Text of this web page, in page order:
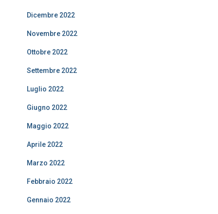
Dicembre 2022
Novembre 2022
Ottobre 2022
Settembre 2022
Luglio 2022
Giugno 2022
Maggio 2022
Aprile 2022
Marzo 2022
Febbraio 2022
Gennaio 2022